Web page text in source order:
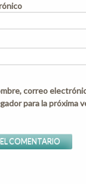
correo
para la próxima